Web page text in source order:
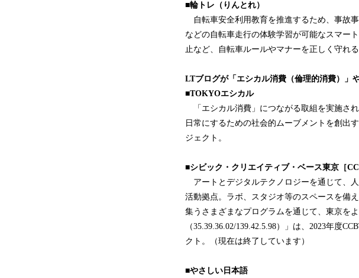
■輪トレ（りんとれ）
自転車安全利用教育を推進するため、事故
などの自転車走行の体験学習が可能なスマー
止など、自転車ルールやマナーを正しく守れ
LTブログが「エシカル消費（倫理的消費）」
■TOKYOエシカル
「エシカル消費」につながる取組を実施さ
日常にするための社会的ムーブメントを創出
ジェクト。
■シビック・クリエイティブ・ベース東京［
アートとデジタルテクノロジーを通じて、
活動拠点。ラボ、スタジオ等のスペースを備
集うさまざまなプログラムを通じて、東京を
（35.39.36.02/139.42.5.98）」は、2023年度
クト。（現在は終了しています）
■やさしい日本語